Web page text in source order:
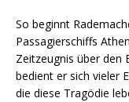
So beginnt
Passagierschiffs
Zeitzeugnis über den
bedient er sich vieler
die diese Tragödie